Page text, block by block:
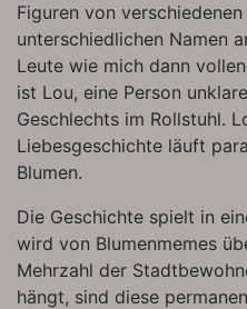
Figuren von
unterschiedlichen Namen
Leute wie mich dann
ist Lou, eine Person
Geschlechts im Rollstuhl.
Liebesgeschichte läuft
Blumen.
Die Geschichte spielt in
wird von Blumenmemes
Mehrzahl der
hängt, sind diese